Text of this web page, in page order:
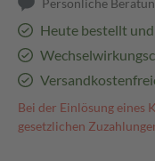
Persönliche
Heute bestellt
Bei der Einlösung eines
gesetzlichen